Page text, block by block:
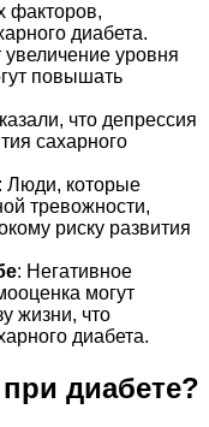
факторов,
диабета.
уровня
повышать
что депрессия
сахарного
: Люди, которые
тревожности,
риску развития
: Негативное
могут
жизни, что
диабета.
диабете?